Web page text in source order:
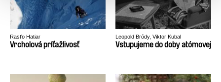
Rasťo Hatiar
Vrcholová príťažlivosť
Leopold Bródy, Viktor Kubal
Vstupujeme do doby atómovej